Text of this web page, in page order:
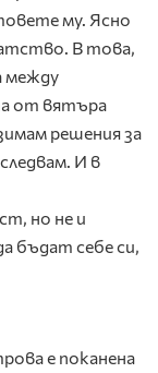
му. Ясно
В това,
между
от вятъра
решения за
И в
но не и
бъдат себе си,
е поканена